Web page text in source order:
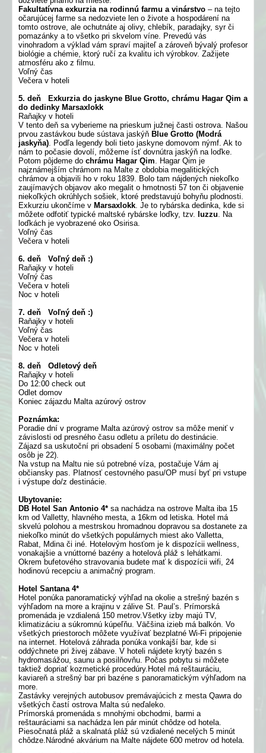
Fakultatívna exkurzia na rodinnú farmu a vinárstvo – na tejto
očarujúcej farme sa nedozviete len o živote a hospodárení na
tomto ostrove, ale ochutnáte aj olivy, chlebík, paradajky, syr či
pomazánky a to všetko pri skvelom víne. Prevedú vás
vinohradom a výklad vám spraví majiteľ a zároveň bývalý profesor
biológie a chémie, ktorý ručí za kvalitu ich výrobkov. Zažijete
atmosféru ako z filmu.
Voľný čas
Večera v hoteli
5. deň Exkurzia do jaskyne Blue Grotto, chrámu Hagar Qim a
do dedinky Marsaxlokk
Raňajky v hoteli
V tento deň sa vyberieme na prieskum južnej časti ostrova. Našou
prvou zastávkou bude sústava jaskýň Blue Grotto (Modrá
jaskyňa). Podľa legendy boli tieto jaskyne domovom nýmf. Ak to
nám to počasie dovolí, môžeme ísť dovnútra jaskýň na loďke.
Potom pôjdeme do chrámu Hagar Qim. Hagar Qim je
najznámejším chrámom na Malte z obdobia megalitických
chrámov a objavili ho v roku 1839. Bolo tam nájdených niekoľko
zaujímavých objavov ako megalit o hmotnosti 57 ton či objavenie
niekoľkých okrúhlych sošiek, ktoré predstavujú bohyňu plodnosti.
Exkurziu ukončíme v Marsaxlokk. Je to rybárska dedinka, kde si
môžete odfotiť typické maltské rybárske loďky, tzv. luzzu. Na
loďkách je vyobrazené oko Osirisa.
Voľný čas
Večera v hoteli
6. deň Voľný deň :)
Raňajky v hoteli
Voľný čas
Večera v hoteli
Noc v hoteli
7. deň Voľný deň :)
Raňajky v hoteli
Voľný čas
Večera v hoteli
Noc v hoteli
8. deň Odletový deň
Raňajky v hoteli
Do 12:00 check out
Odlet domov
Koniec zájazdu Malta azúrový ostrov
Poznámka:
Poradie dní v programe Malta azúrový ostrov sa môže meniť v
závislosti od presného času odletu a príletu do destinácie.
Zájazd sa uskutoční pri obsadení 5 osobami (maximálny počet
osôb je 22).
Na vstup na Maltu nie sú potrebné víza, postačuje Vám aj
občiansky pas. Platnosť cestovného pasu/OP musí byť pri vstupe
i výstupe do/z destinácie.
Ubytovanie:
DB Hotel San Antonio 4* sa nachádza na ostrove Malta iba 15
km od Valletty, hlavného mesta, a 16km od letiska. Hotel má
skvelú polohou a mestrskou hromadnou dopravou sa dostanete za
niekoľko minút do všetkých populárnych miest ako Valletta,
Rabat, Mdina či iné. Hotelovým hosťom je k dispozícii wellness,
vonakajšie a vnúttorné bazény a hotelová pláž s lehátkami.
Okrem bufetového stravovania budete mať k dispozícii wifi, 24
hodinovú recepciu a animačný program.
Hotel Santana 4*
Hotel ponúka panoramatický výhľad na okolie a strešný bazén s
výhľadom na more a krajinu v zálive St. Paul’s. Prímorská
promenáda je vzdialená 150 metrov.Všetky izby majú TV,
klimatizáciu a súkromnú kúpeľňu. Väčšina izieb má balkón. Vo
všetkých priestoroch môžete využívať bezplatné Wi-Fi pripojenie
na internet. Hotelová záhrada ponúka vonkajší bar, kde si
oddýchnete pri živej zábave. V hoteli nájdete krytý bazén s
hydromasážou, saunu a posilňovňu. Počas pobytu si môžete
taktiež dopriať kozmetické procedúry.Hotel má reštauráciu,
kaviareň a strešný bar pri bazéne s panoramatickým výhľadom na
more.
Zastávky verejných autobusov premávajúcich z mesta Qawra do
všetkých častí ostrova Malta sú neďaleko.
Prímorská promenáda s mnohými obchodmi, barmi a
reštauráciami sa nachádza len pár minút chôdze od hotela.
Piesočnatá pláž a skalnatá pláž sú vzdialené necelých 5 minút
chôdze.Národné akvárium na Malte nájdete 600 metrov od hotela.